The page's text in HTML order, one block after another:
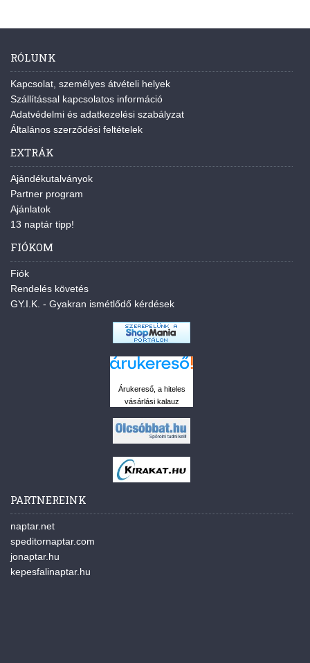
RÓLUNK
Kapcsolat, személyes átvételi helyek
Szállítással kapcsolatos információ
Adatvédelmi és adatkezelési szabályzat
Általános szerződési feltételek
EXTRÁK
Ajándékutalványok
Partner program
Ajánlatok
13 naptár tipp!
FIÓKOM
Fiók
Rendelés követés
GY.I.K. - Gyakran ismétlődő kérdések
Árukereső, a hiteles
vásárlási kalauz
PARTNEREINK
naptar.net
speditornaptar.com
jonaptar.hu
kepesfalinaptar.hu